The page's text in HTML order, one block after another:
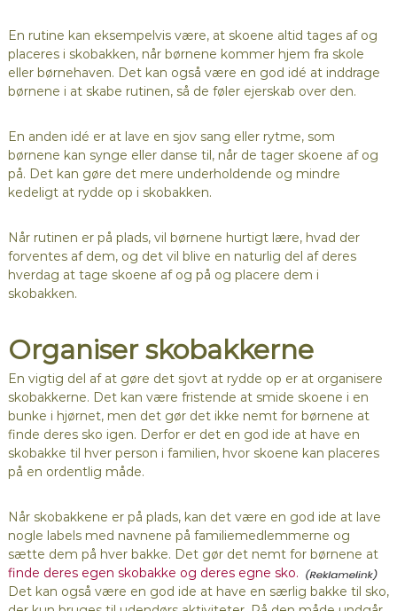
En rutine kan eksempelvis være, at skoene altid tages af og
placeres i skobakken, når børnene kommer hjem fra skole
eller børnehaven. Det kan også være en god idé at inddrage
børnene i at skabe rutinen, så de føler ejerskab over den.
En anden idé er at lave en sjov sang eller rytme, som
børnene kan synge eller danse til, når de tager skoene af og
på. Det kan gøre det mere underholdende og mindre
kedeligt at rydde op i skobakken.
Når rutinen er på plads, vil børnene hurtigt lære, hvad der
forventes af dem, og det vil blive en naturlig del af deres
hverdag at tage skoene af og på og placere dem i
skobakken.
Organiser skobakkerne
En vigtig del af at gøre det sjovt at rydde op er at organisere
skobakkerne. Det kan være fristende at smide skoene i en
bunke i hjørnet, men det gør det ikke nemt for børnene at
finde deres sko igen. Derfor er det en god ide at have en
skobakke til hver person i familien, hvor skoene kan placeres
på en ordentlig måde.
Når skobakkene er på plads, kan det være en god ide at lave
nogle labels med navnene på familiemedlemmerne og
sætte dem på hver bakke. Det gør det nemt for børnene at
finde deres egen skobakke og deres egne sko.
Det kan også være en god ide at have en særlig bakke til sko,